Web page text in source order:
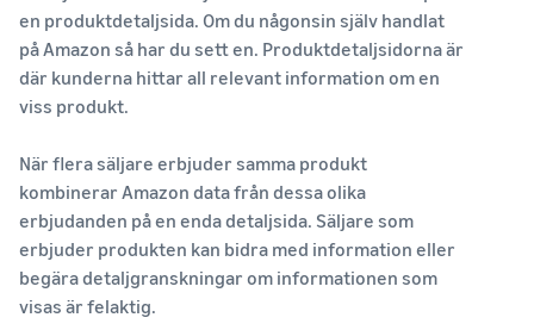
en produktdetaljsida. Om du någonsin själv handlat
på Amazon så har du sett en. Produktdetaljsidorna är
där kunderna hittar all relevant information om en
viss produkt.
När flera säljare erbjuder samma produkt
kombinerar Amazon data från dessa olika
erbjudanden på en enda detaljsida. Säljare som
erbjuder produkten kan bidra med information eller
begära detaljgranskningar om informationen som
visas är felaktig.